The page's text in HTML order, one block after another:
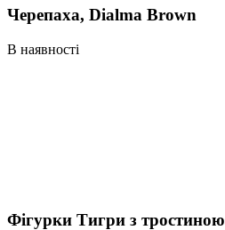
Черепаха, Dialma Brown
В наявності
Фігурки Тигри з тростиною